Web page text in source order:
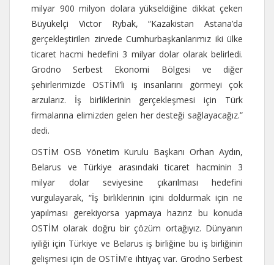
milyar 900 milyon dolara yükseldiğine dikkat çeken
Büyükelçi Victor Rybak, “Kazakistan Astana’da
gerçekleştirilen zirvede Cumhurbaşkanlarımız iki ülke
ticaret hacmi hedefini 3 milyar dolar olarak belirledi.
Grodno Serbest Ekonomi Bölgesi ve diğer
şehirlerimizde OSTİM’li iş insanlarını görmeyi çok
arzularız. İş birliklerinin gerçekleşmesi için Türk
firmalarına elimizden gelen her desteği sağlayacağız.”
dedi.
OSTİM OSB Yönetim Kurulu Başkanı Orhan Aydın,
Belarus ve Türkiye arasındaki ticaret hacminin 3
milyar dolar seviyesine çıkarılması hedefini
vurgulayarak, “İş birliklerinin içini doldurmak için ne
yapılması gerekiyorsa yapmaya hazırız bu konuda
OSTİM olarak doğru bir çözüm ortağıyız. Dünyanın
iyiliği için Türkiye ve Belarus iş birliğine bu iş birliğinin
gelişmesi için de OSTİM'e ihtiyaç var. Grodno Serbest